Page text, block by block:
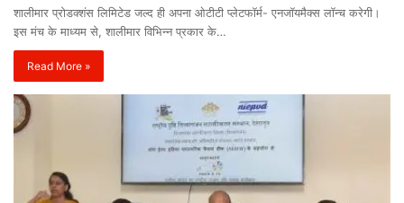
शालीमार प्रोडक्शंस लिमिटेड जल्द ही अपना ओटीटी प्लेटफॉर्म- एनजॉयमैक्स लॉन्च करेगी।
इस मंच के माध्यम से, शालीमार विभिन्न प्रकार के…
Read More »